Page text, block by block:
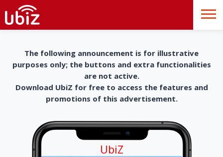
The following announcement is for illustrative
purposes only; the buttons and extra functionalities
are not active.
Download UbiZ for free to access the features and
promotions of this advertisement.
UbiZ